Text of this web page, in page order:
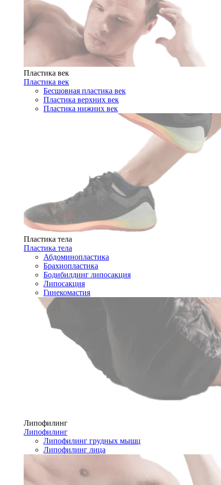
Пластика век
Пластика век
Бесшовная пластика век
Пластика верхних век
Пластика нижних век
Пластика тела
Пластика тела
Абдоминопластика
Брахиопластика
Бодибилдинг липосакция
Липосакция
Гинекомастия
Липофилинг
Липофилинг
Липофилинг грудных мышц
Липофилинг лица